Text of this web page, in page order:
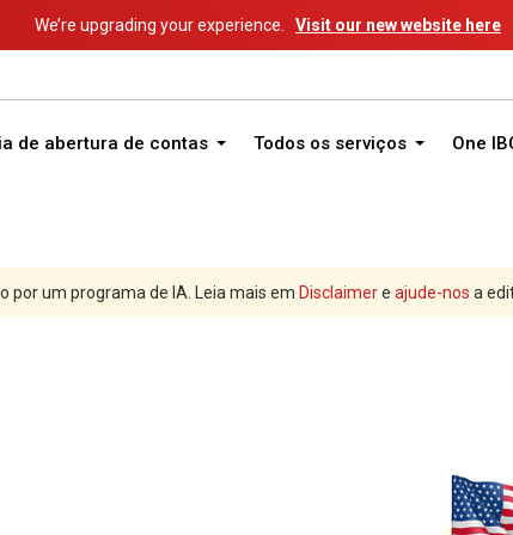
We’re upgrading your experience. Visit our new website here
de abertura de contas Todos os serviços One
por um programa de IA. Leia mais em Disclaimere ajude-nos a